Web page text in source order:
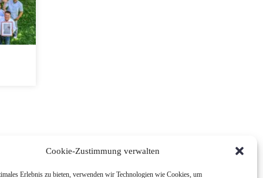
Cookie-Zustimmung verwalten
Erlebnis zu bieten, verwenden wir Technologien wie Cookies, um